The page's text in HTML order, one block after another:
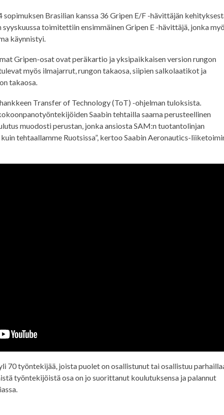
Brasilian kanssa 36 Gripen E/F -hävittäjän
toimitettiin ensimmäinen Gripen E -hävittäjä, jonka
käynnistyi.
Gripen-osat ovat peräkartio ja yksipaikkaisen version rungon
myös ilmajarrut, rungon takaosa, siipien salkolaatikot ja
takaosa.
Transfer of Technology (ToT) -ohjelman tuloksista.
Saabin tehtailla saama perusteellinen
muodosti perustan, jonka ansiosta SAM:n tuotantolinjan
tehtaallamme Ruotsissa”, kertoo Saabin Aeronautics-
70 työntekijää, joista puolet on osallistunut tai osallistuu
työntekijöistä osa on jo suorittanut koulutuksensa ja palannut